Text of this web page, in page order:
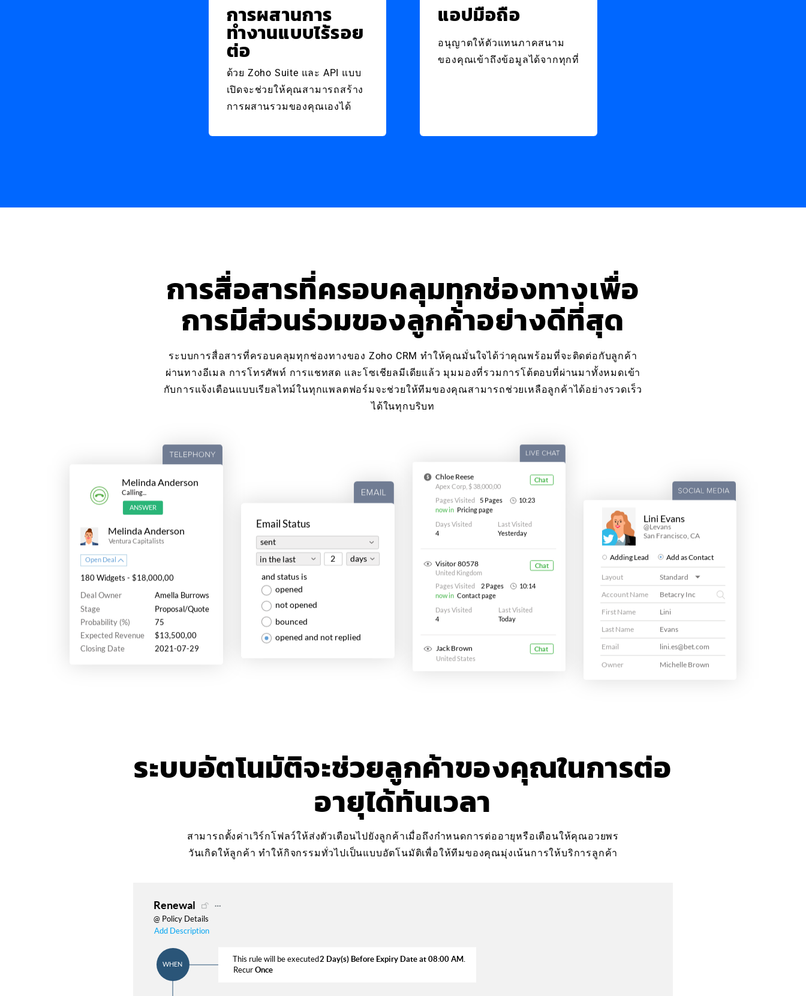
การผสานการ
ทำงานแบบไร้รอย
ต่อ
ด้วย Zoho Suite และ API แบบ
เปิดจะช่วยให้คุณสามารถสร้าง
การผสานรวมของคุณเองได้
แอปมือถือ
อนุญาตให้ตัวแทนภาคสนาม
ของคุณเข้าถึงข้อมูลได้จากทุกที่
การสื่อสารที่ครอบคลุมทุกช่องทางเพื่อ
การมีส่วนร่วมของลูกค้าอย่างดีที่สุด
ระบบการสื่อสารที่ครอบคลุมทุกช่องทางของ Zoho CRM ทำให้คุณมั่นใจได้ว่าคุณพร้อมที่จะติดต่อกับลูกค้า
ผ่านทางอีเมล การโทรศัพท์ การแชทสด และโซเชียลมีเดียแล้ว มุมมองที่รวมการโต้ตอบที่ผ่านมาทั้งหมดเข้า
กับการแจ้งเตือนแบบเรียลไทม์ในทุกแพลตฟอร์มจะช่วยให้ทีมของคุณสามารถช่วยเหลือลูกค้าได้อย่างรวดเร็ว
ได้ในทุกบริบท
ระบบอัตโนมัติจะช่วยลูกค้าของคุณในการต่อ
อายุได้ทันเวลา
สามารถตั้งค่าเวิร์กโฟลว์ให้ส่งตัวเตือนไปยังลูกค้าเมื่อถึงกำหนดการต่ออายุหรือเตือนให้คุณอวยพร
วันเกิดให้ลูกค้า ทำให้กิจกรรมทั่วไปเป็นแบบอัตโนมัติเพื่อให้ทีมของคุณมุ่งเน้นการให้บริการลูกค้า